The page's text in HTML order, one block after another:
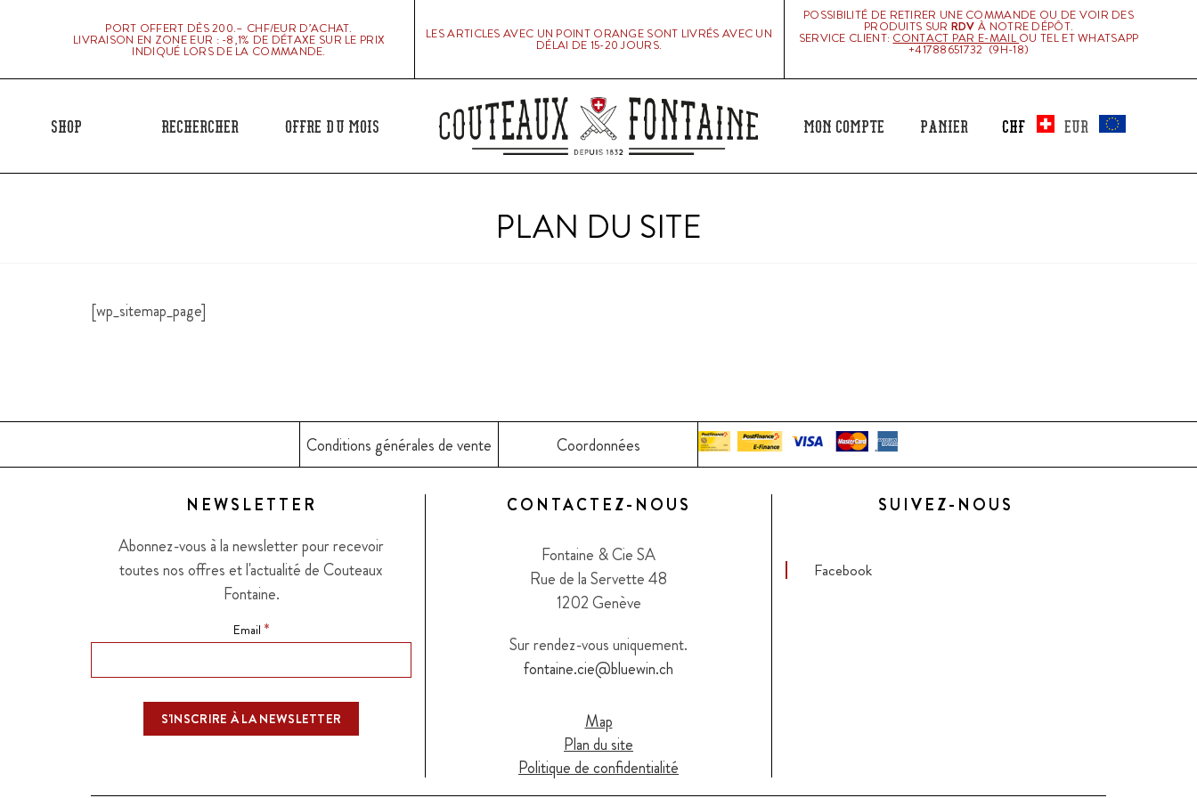
PORT OFFERT DÈS 200.– CHF/EUR D’ACHAT.
LIVRAISON EN ZONE EUR : -8,1% DE DÉTAXE SUR LE PRIX
INDIQUÉ LORS DE LA COMMANDE.
LES ARTICLES AVEC UN POINT ORANGE SONT LIVRÉS AVEC UN
DÉLAI DE 15-20 JOURS.
POSSIBILITÉ DE RETIRER UNE COMMANDE OU DE VOIR DES
PRODUITS SUR RDV À NOTRE DÉPÔT.
SERVICE CLIENT: CONTACT PAR E-MAIL OU TEL ET WHATSAPP
+41788651732 (9H-18)
Shop Rechercher Offre du mois Mon Compte Panier
PLAN DU SITE
[wp_sitemap_page]
Conditions générales de vente Coordonnées
NEWSLETTER
Abonnez-vous à la newsletter pour recevoir
toutes nos offres et l'actualité de Couteaux
Fontaine.
Email *
CONTACTEZ-NOUS
Fontaine & Cie SA
Rue de la Servette 48
1202 Genève
Sur rendez-vous uniquement.
fontaine.cie@bluewin.ch
Map
Plan du site
Politique de confidentialité
SUIVEZ-NOUS
Facebook